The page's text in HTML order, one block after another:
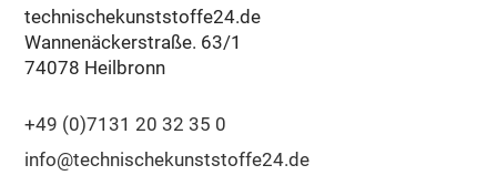
technischekunststoffe24.de
Wannenäckerstraße. 63/1
74078 Heilbronn
+49 (0)7131 20 32 35 0
info@technischekunststoffe24.de